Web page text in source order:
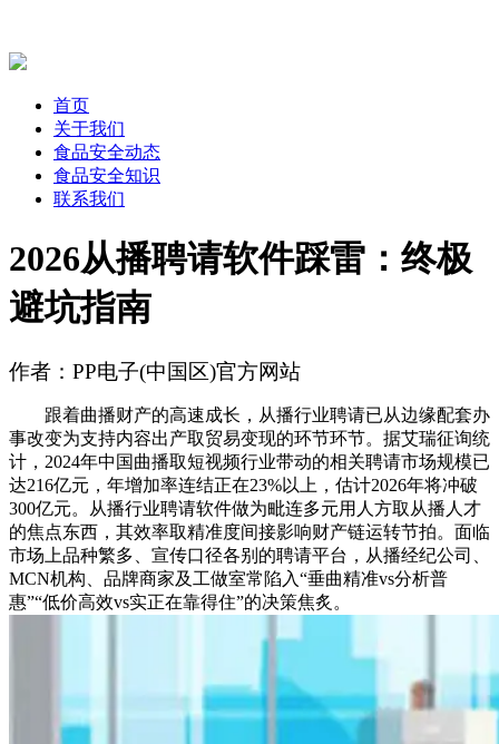
首页
关于我们
食品安全动态
食品安全知识
联系我们
2026从播聘请软件踩雷：终极
避坑指南
作者：PP电子(中国区)官方网站
跟着曲播财产的高速成长，从播行业聘请已从边缘配套办
事改变为支持内容出产取贸易变现的环节环节。据艾瑞征询统
计，2024年中国曲播取短视频行业带动的相关聘请市场规模已
达216亿元，年增加率连结正在23%以上，估计2026年将冲破
300亿元。从播行业聘请软件做为毗连多元用人方取从播人才
的焦点东西，其效率取精准度间接影响财产链运转节拍。面临
市场上品种繁多、宣传口径各别的聘请平台，从播经纪公司、
MCN机构、品牌商家及工做室常陷入“垂曲精准vs分析普
惠”“低价高效vs实正在靠得住”的决策焦炙。